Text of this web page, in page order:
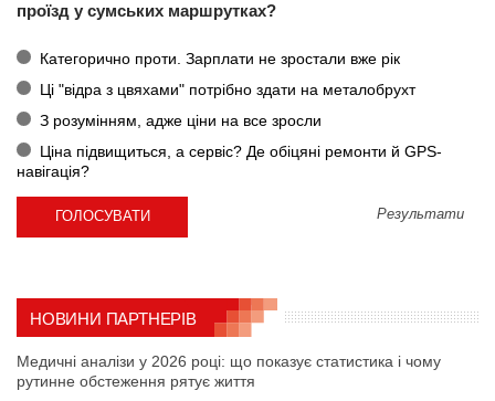
проїзд у сумських маршрутках?
Категорично проти. Зарплати не зростали вже рік
Ці "відра з цвяхами" потрібно здати на металобрухт
З розумінням, адже ціни на все зросли
Ціна підвищиться, а сервіс? Де обіцяні ремонти й GPS-
навігація?
Результати
НОВИНИ ПАРТНЕРІВ
Медичні аналізи у 2026 році: що показує статистика і чому
рутинне обстеження рятує життя